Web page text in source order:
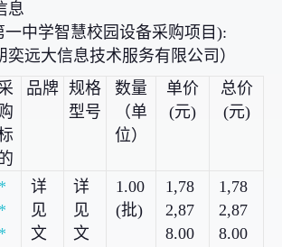
息
一中学智慧校园设备采购项目):
奕远大信息技术服务有限公司）
的
品牌 规格
型号
数量
（单
位）
单价
(元)
总价
(元)
*
*
*
详
见
文
详
见
文
1.00
(批)
1,78
2,87
8.00
1,78
2,87
8.00